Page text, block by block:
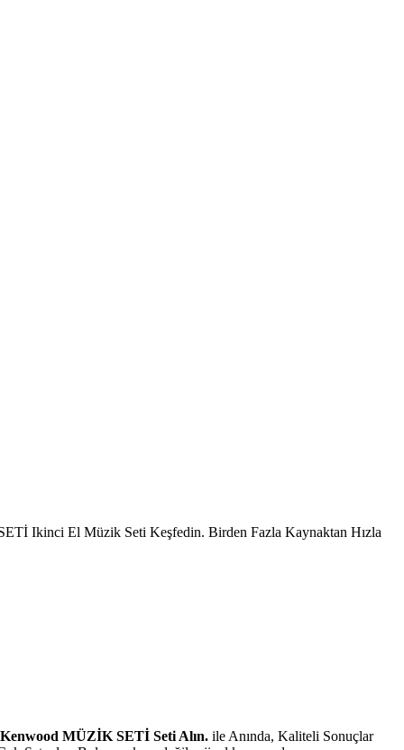
Ikinci El Müzik Seti Keşfedin. Birden Fazla Kaynaktan Hızla
MÜZİK SETİ Seti Alın. ile Anında, Kaliteli Sonuçlar